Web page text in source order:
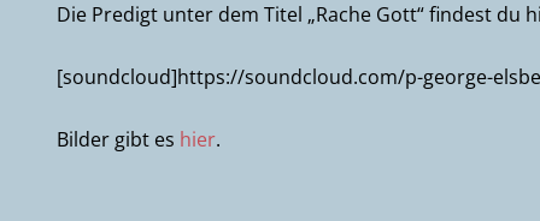
Die Predigt unter dem Titel „Rache Gott“ findest du
[soundcloud]https://soundcloud.com/p-george-
Bilder gibt es hier.